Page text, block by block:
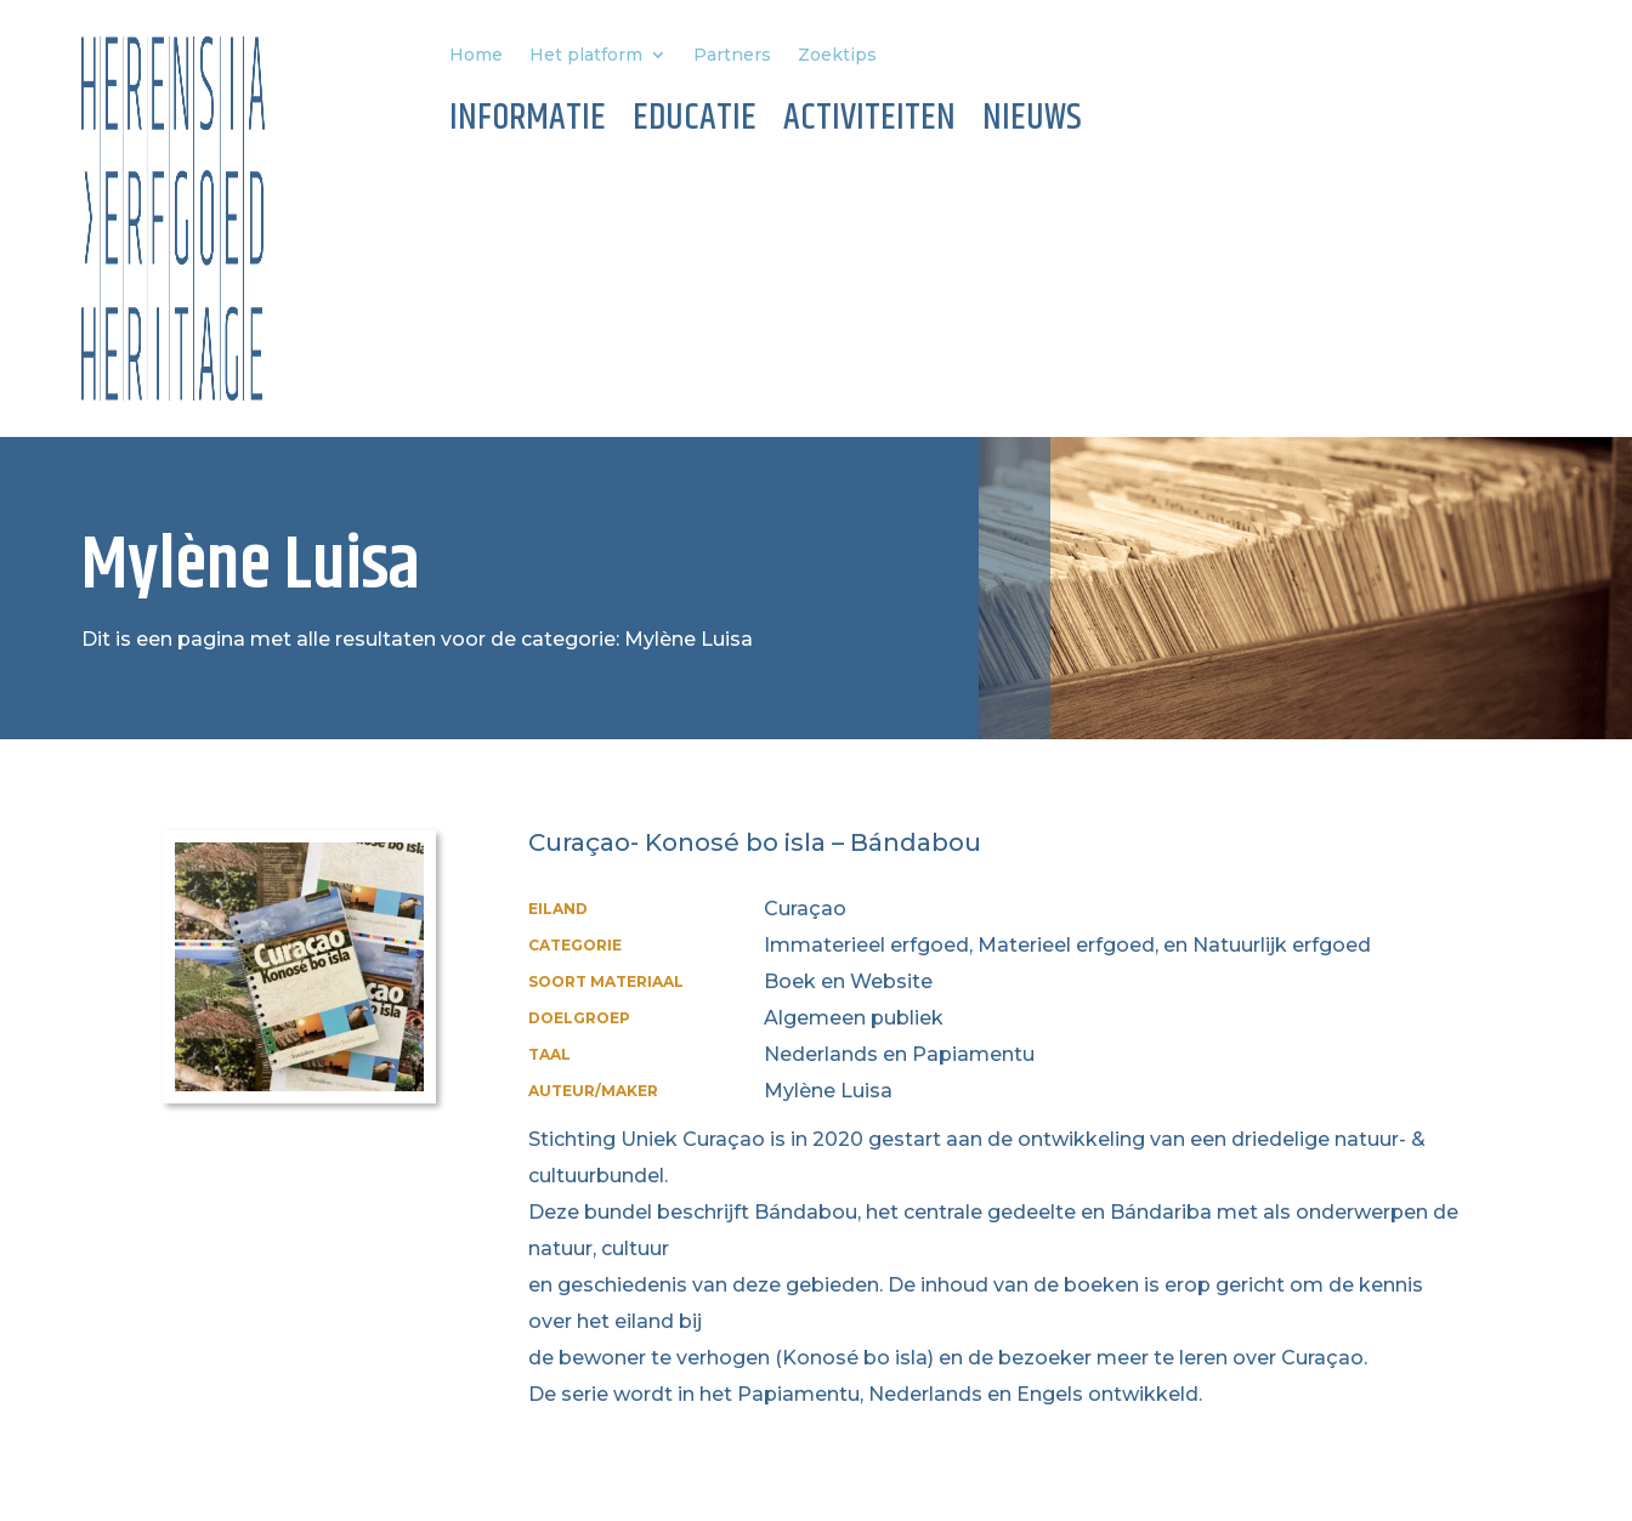
Home Het platform Partners Zoektips
INFORMATIE EDUCATIE ACTIVITEITEN NIEUWS
Mylène Luisa
Dit is een pagina met alle resultaten voor de categorie: Mylène Luisa
Curaçao- Konosé bo isla – Bándabou
EILAND Curaçao
CATEGORIE Immaterieel erfgoed, Materieel erfgoed, en Natuurlijk erfgoed
SOORT MATERIAAL Boek en Website
DOELGROEP Algemeen publiek
TAAL Nederlands en Papiamentu
AUTEUR/MAKER Mylène Luisa
Stichting Uniek Curaçao is in 2020 gestart aan de ontwikkeling van een driedelige natuur- &
cultuurbundel.
Deze bundel beschrijft Bándabou, het centrale gedeelte en Bándariba met als onderwerpen de
natuur, cultuur
en geschiedenis van deze gebieden. De inhoud van de boeken is erop gericht om de kennis
over het eiland bij
de bewoner te verhogen (Konosé bo isla) en de bezoeker meer te leren over Curaçao.
De serie wordt in het Papiamentu, Nederlands en Engels ontwikkeld.